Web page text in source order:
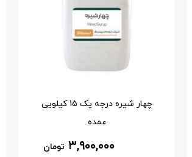
چهار شیره درجه یک 15 کیلویی
عمده
۳,۹۰۰,۰۰۰ تومان